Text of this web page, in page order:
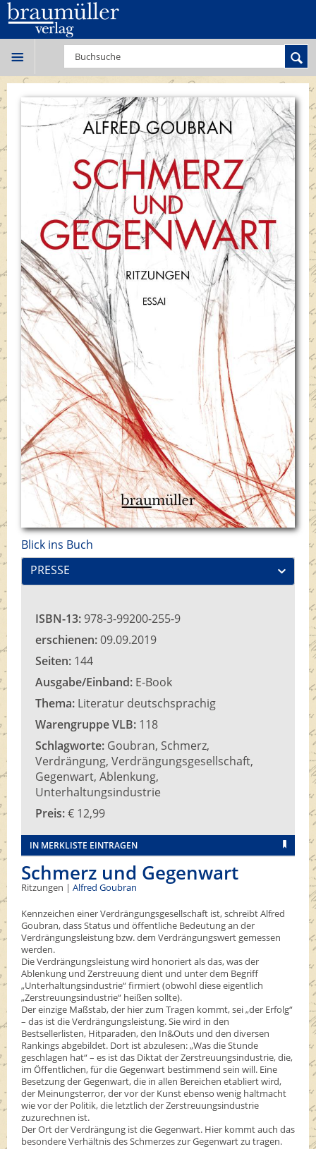
Blick ins Buch
PRESSE
ISBN-13: 978-3-99200-255-9
erschienen:09.09.2019
Seiten: 144
Ausgabe/Einband: E-Book
Thema: Literatur deutschsprachig
Warengruppe VLB: 118
Schlagworte: Goubran, Schmerz,
Verdrängung, Verdrängungsgesellschaft,
Gegenwart, Ablenkung,
Unterhaltungsindustrie
Preis:€ 12,99
IN MERKLISTE EINTRAGEN
Schmerz und Gegenwart
Ritzungen | Alfred Goubran
Kennzeichen einer Verdrängungsgesellschaft ist, schreibt Alfred
Goubran, dass Status und öffentliche Bedeutung an der
Verdrängungsleistung bzw. dem Verdrängungswert gemessen
werden.
Die Verdrängungsleistung wird honoriert als das, was der
Ablenkung und Zerstreuung dient und unter dem Begriff
„Unterhaltungsindustrie“ firmiert (obwohl diese eigentlich
„Zerstreuungsindustrie“ heißen sollte).
Der einzige Maßstab, der hier zum Tragen kommt, sei „der Erfolg“
– das ist die Verdrängungsleistung. Sie wird in den
Bestsellerlisten, Hitparaden, den In&Outs und den diversen
Rankings abgebildet. Dort ist abzulesen: „Was die Stunde
geschlagen hat“ – es ist das Diktat der Zerstreuungsindustrie, die,
im Öffentlichen, für die Gegenwart bestimmend sein will. Eine
Besetzung der Gegenwart, die in allen Bereichen etabliert wird,
der Meinungsterror, der vor der Kunst ebenso wenig haltmacht
wie vor der Politik, die letztlich der Zerstreuungsindustrie
zuzurechnen ist.
Der Ort der Verdrängung ist die Gegenwart. Hier kommt auch das
besondere Verhältnis des Schmerzes zur Gegenwart zu tragen.